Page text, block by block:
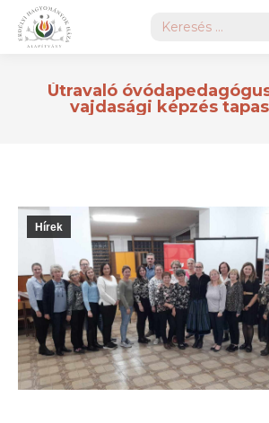
Search:
Útravaló
vajdasági képzés
Hírek